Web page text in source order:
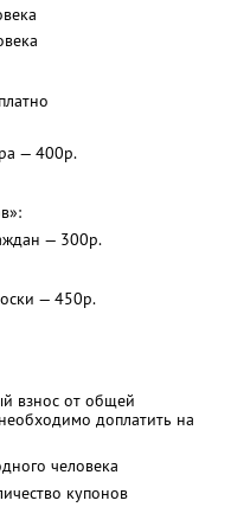
— 400р.
— 300р.
— 450р.
взнос от общей
доплатить на
человека
купонов